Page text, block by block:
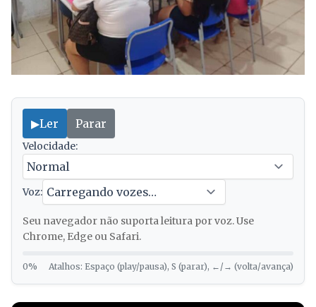
▶Ler Parar
Velocidade:
Voz:
Seu navegador não suporta leitura por voz. Use
Chrome, Edge ou Safari.
0% Atalhos: Espaço (play/pausa), S (parar), ←/→ (volta/avança)